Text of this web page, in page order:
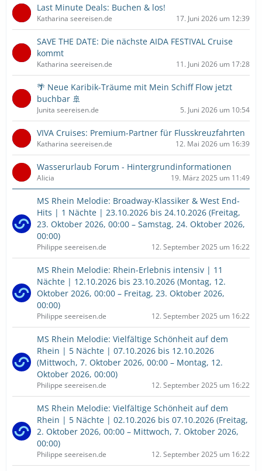
Last Minute Deals: Buchen & los!
Katharina seereisen.de 17. Juni 2026 um 12:39
SAVE THE DATE: Die nächste AIDA FESTIVAL Cruise
kommt
Katharina seereisen.de 11. Juni 2026 um 17:28
🌴 Neue Karibik-Träume mit Mein Schiff Flow jetzt
buchbar 🚢
Junita seereisen.de 5. Juni 2026 um 10:54
VIVA Cruises: Premium-Partner für Flusskreuzfahrten
Katharina seereisen.de 12. Mai 2026 um 16:39
Wasserurlaub Forum - Hintergrundinformationen
Alicia 19. März 2025 um 11:49
MS Rhein Melodie: Broadway-Klassiker & West End-
Hits | 1 Nächte | 23.10.2026 bis 24.10.2026 (Freitag,
23. Oktober 2026, 00:00 – Samstag, 24. Oktober 2026,
00:00)
Philippe seereisen.de 12. September 2025 um 16:22
MS Rhein Melodie: Rhein-Erlebnis intensiv | 11
Nächte | 12.10.2026 bis 23.10.2026 (Montag, 12.
Oktober 2026, 00:00 – Freitag, 23. Oktober 2026,
00:00)
Philippe seereisen.de 12. September 2025 um 16:22
MS Rhein Melodie: Vielfältige Schönheit auf dem
Rhein | 5 Nächte | 07.10.2026 bis 12.10.2026
(Mittwoch, 7. Oktober 2026, 00:00 – Montag, 12.
Oktober 2026, 00:00)
Philippe seereisen.de 12. September 2025 um 16:22
MS Rhein Melodie: Vielfältige Schönheit auf dem
Rhein | 5 Nächte | 02.10.2026 bis 07.10.2026 (Freitag,
2. Oktober 2026, 00:00 – Mittwoch, 7. Oktober 2026,
00:00)
Philippe seereisen.de 12. September 2025 um 16:22